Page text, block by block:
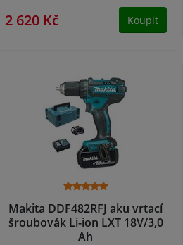
2 620 Kč Koupit
Makita DDF482RFJ aku vrtací
šroubovák Li-ion LXT 18V/3,0
Ah